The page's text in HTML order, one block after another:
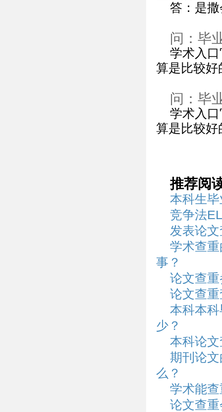
答：是
问：毕
学术入
算是比较好
问：毕
学术入
算是比较好
推荐阅
本科生
竞争法
发表论
学术查
事？
论文查
论文查
本科本
少？
本科论
期刊论
么？
学术能
论文查